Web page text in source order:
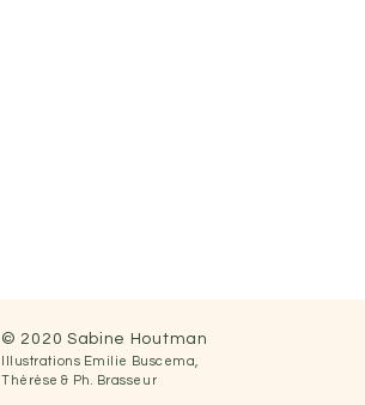
© 2020 Sabine Houtman
Illustrations Emilie Buscema,
Thérèse & Ph. Brasseur